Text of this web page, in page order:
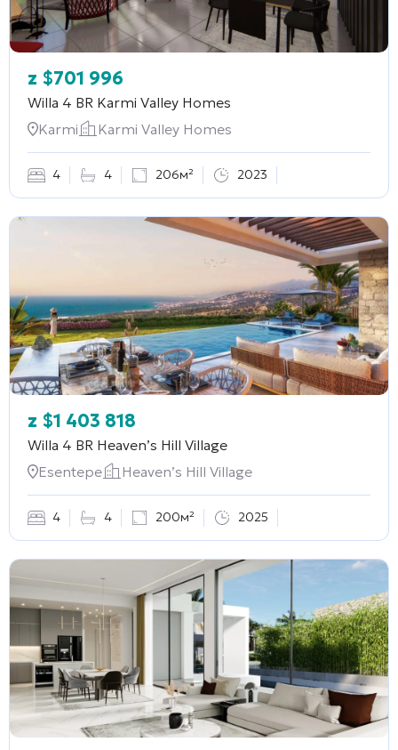
z $701 996
Willa 4 BR Karmi Valley Homes
Karmi
Karmi Valley Homes
4 4 206м² 2023
z $1 403 818
Willa 4 BR Heaven’s Hill Village
Esentepe
Heaven’s Hill Village
4 4 200м² 2025